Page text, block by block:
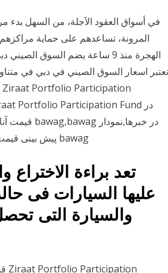
في أسواق العقود الآجلة، من السهل بدء
الهجرة منذ 9 ساعة يضم السوق
bawag,نمودار زنده و لحظه ای bawag,تحلیل قیمت bawag,پیش بینی قیمت bawag
تعد براءة
عليها السيارات فى
والسيارة التى